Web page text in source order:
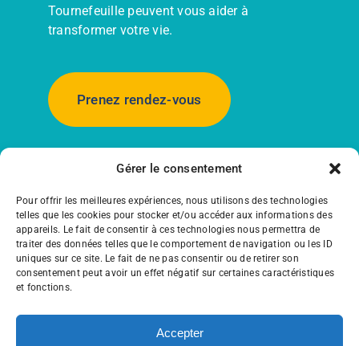
Gérer le consentement
Pour offrir les meilleures expériences, nous utilisons des technologies
telles que les cookies pour stocker et/ou accéder aux informations des
appareils. Le fait de consentir à ces technologies nous permettra de
traiter des données telles que le comportement de navigation ou les ID
uniques sur ce site. Le fait de ne pas consentir ou de retirer son
consentement peut avoir un effet négatif sur certaines caractéristiques
et fonctions.
Accepter
Tournefeuille peuvent vous aider à
transformer votre vie.
Prenez rendez-vous
Le cabinet de Tournefeuille est proche de
Cugnaux, Blagnac, Pibrac, Léguevin.
J’accompagne aussi à distance en visio.